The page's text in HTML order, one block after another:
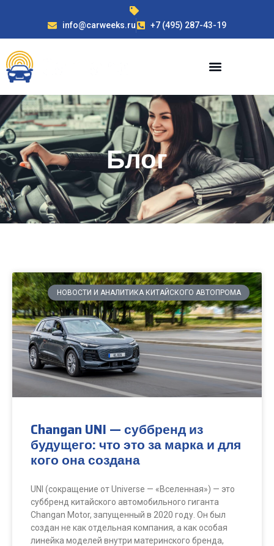
info@carweeks.ru +7 (495) 287-43-19
Блог
НОВОСТИ И АНАЛИТИКА КИТАЙСКОГО АВТОПРОМА
Changan UNI — суббренд из
будущего: что это за марка и для
кого она создана
UNI (сокращение от Universe — «Вселенная») — это
суббренд китайского автомобильного гиганта
Changan Motor, запущенный в 2020 году. Он был
создан не как отдельная компания, а как особая
линейка моделей внутри материнского бренда,